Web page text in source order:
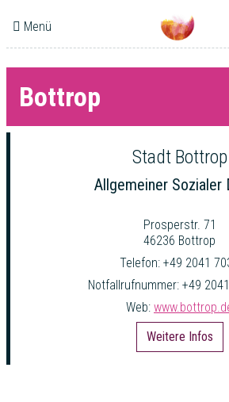
Menü
Bottrop
Stadt Bottrop
Allgemeiner Sozialer
Prosperstr. 71
46236 Bottrop
Telefon: +49 2041
Notfallrufnummer: +49
Web:
Weitere Infos